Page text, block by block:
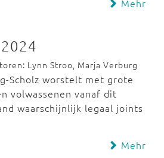
Mehr
Lynn Stroo, Marja Verburg
Scholz worstelt met grote
volwassenen vanaf dit
waarschijnlijk legaal joints
Mehr